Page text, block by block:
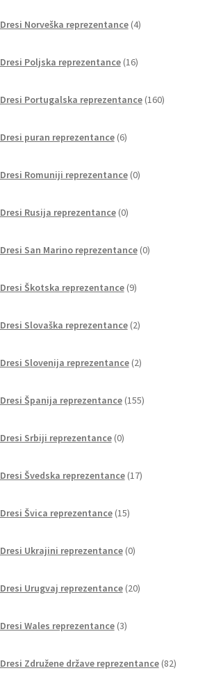
Dresi Norveška reprezentance 4izdelki
Dresi Poljska reprezentance 16izdelkov
Dresi Portugalska reprezentance 160izdelkov
Dresi puran reprezentance 6izdelkov
Dresi Romuniji reprezentance 0izdelkov
Dresi Rusija reprezentance 0izdelkov
Dresi San Marino reprezentance 0izdelkov
Dresi Škotska reprezentance 9izdelkov
Dresi Slovaška reprezentance 2izdelka
Dresi Slovenija reprezentance 2izdelka
Dresi Španija reprezentance 155izdelkov
Dresi Srbiji reprezentance 0izdelkov
Dresi Švedska reprezentance 17izdelkov
Dresi Švica reprezentance 15izdelkov
Dresi Ukrajini reprezentance 0izdelkov
Dresi Urugvaj reprezentance 20izdelkov
Dresi Wales reprezentance 3izdelki
Dresi Združene države reprezentance 82izdelkov